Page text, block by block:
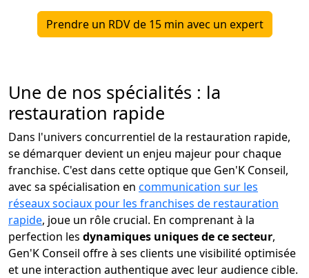
Prendre un RDV de 15 min avec un expert
Une de nos spécialités : la
restauration rapide
Dans l'univers concurrentiel de la restauration rapide,
se démarquer devient un enjeu majeur pour chaque
franchise. C'est dans cette optique que Gen'K Conseil,
avec sa spécialisation en communication sur les
réseaux sociaux pour les franchises de restauration
rapide, joue un rôle crucial. En comprenant à la
perfection les dynamiques uniques de ce secteur,
Gen'K Conseil offre à ses clients une visibilité optimisée
et une interaction authentique avec leur audience cible.